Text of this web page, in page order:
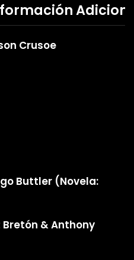
Crusoe
Buttler (Novela:
Bretón & Anthony